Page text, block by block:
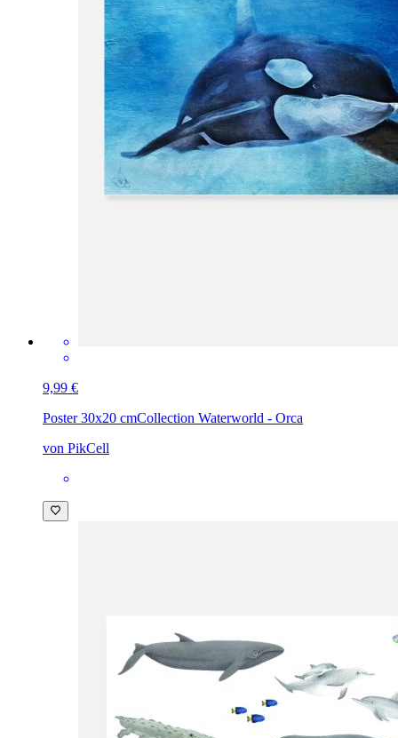
9,99 €
Poster 30x20 cmCollection Waterworld - Orca
von PikCell